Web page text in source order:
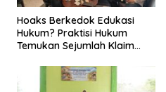
Hoaks Berkedok Edukasi
Hukum? Praktisi Hukum
Temukan Sejumlah Klaim
Viral Debt Collector